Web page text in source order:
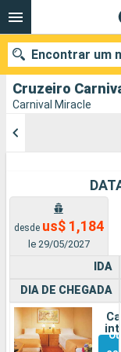
Carnival Miracle
desde us$ 1,184
le 29/05/2027
IDA
DIA DE CHEGADA
Encontrar um
Cidades